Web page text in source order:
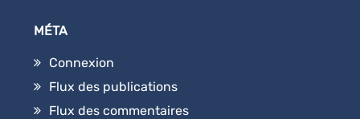
MÉTA
Connexion
Flux des publications
Flux des commentaires